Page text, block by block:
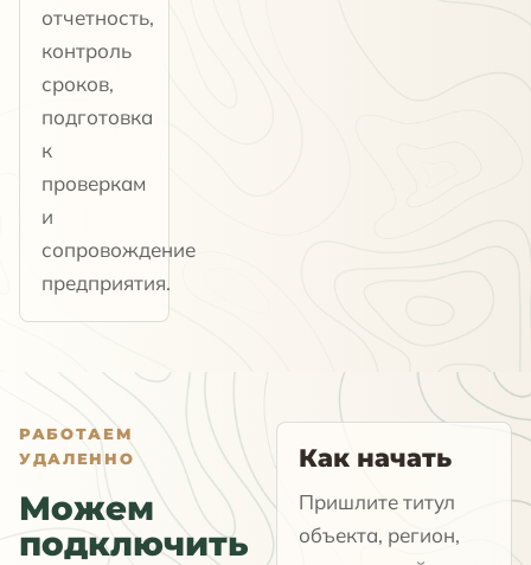
отчетность,
контроль
сроков,
подготовка
к
проверкам
и
сопровождение
предприятия.
РАБОТАЕМ
УДАЛЕННО
Можем
подключить
Как начать
Пришлите титул
объекта, регион,